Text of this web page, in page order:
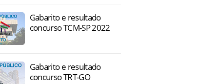
Gabarito e resultado
concurso TCM-SP 2022
Gabarito e resultado
concurso TRT-GO